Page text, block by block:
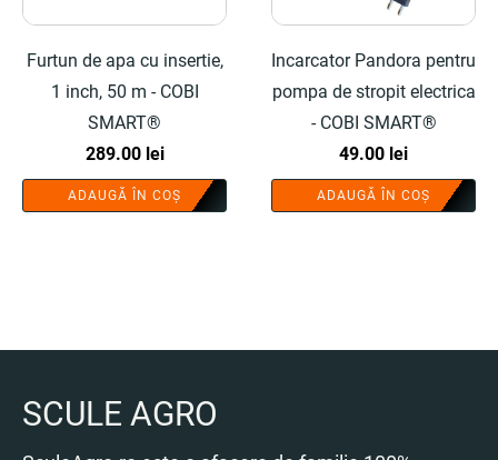
Furtun de apa cu insertie,
1 inch, 50 m - COBI
SMART®
289.00 lei
ADAUGĂ ÎN COȘ
Incarcator Pandora pentru
pompa de stropit electrica
- COBI SMART®
49.00 lei
ADAUGĂ ÎN COȘ
SCULE AGRO